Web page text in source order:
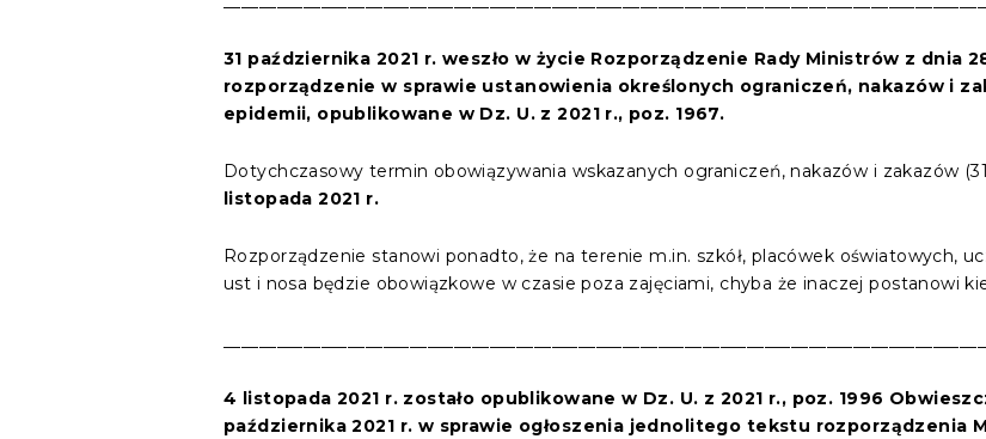
31 października 2021 r. weszło w życie Rozporządzenie Rady Ministrów z dnia
rozporządzenie w sprawie ustanowienia określonych ograniczeń, nakazów i
epidemii, opublikowane w Dz. U. z 2021 r., poz. 1967.
Dotychczasowy termin obowiązywania wskazanych ograniczeń, nakazów i zakazów
listopada 2021 r.
Rozporządzenie stanowi ponadto, że na terenie m.in. szkół, placówek oświatowych,
ust i nosa będzie obowiązkowe w czasie poza zajęciami, chyba że inaczej postanowi
4 listopada 2021 r. zostało opublikowane w Dz. U. z 2021 r., poz. 1996
października 2021 r. w sprawie ogłoszenia jednolitego tekstu rozporządzenia